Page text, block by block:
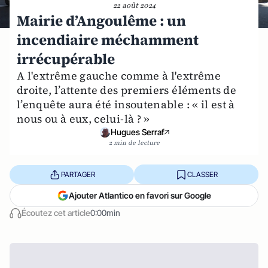
22 août 2024
Mairie d’Angoulême : un
incendiaire méchamment
irrécupérable
A l'extrême gauche comme à l'extrême
droite, l’attente des premiers éléments de
l’enquête aura été insoutenable : « il est à
nous ou à eux, celui-là ? »
Hugues Serraf
2 min de lecture
Écoutez cet article0:00min
PARTAGER CLASSER
Ajouter Atlantico en favori sur Google